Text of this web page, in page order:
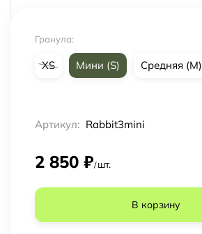
Гранула:
XS Мини (S) Средняя (M)
Артикул: Rabbit3mini
2 850 ₽/ шт.
В корзину